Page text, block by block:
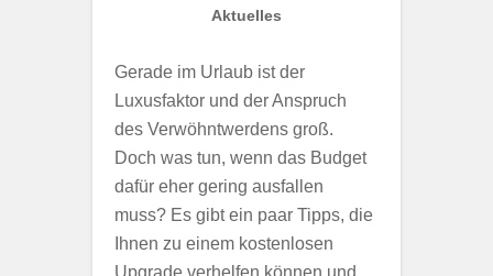
Aktuelles
Gerade im Urlaub ist der
Luxusfaktor und der Anspruch
des Verwöhntwerdens groß.
Doch was tun, wenn das Budget
dafür eher gering ausfallen
muss? Es gibt ein paar Tipps, die
Ihnen zu einem kostenlosen
Upgrade verhelfen können und